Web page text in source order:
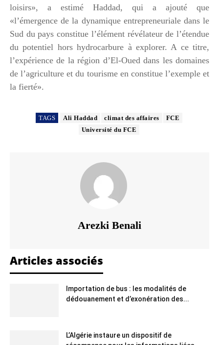
loisirs», a estimé Haddad, qui a ajouté que
«l’émergence de la dynamique entrepreneuriale dans le
Sud du pays constitue l’élément révélateur de l’étendue
du potentiel hors hydrocarbure à explorer. A ce titre,
l’expérience de la région d’El-Oued dans les domaines
de l’agriculture et du tourisme en constitue l’exemple et
la fierté».
TAGS Ali Haddad climat des affaires
FCE
Université du FCE
Arezki Benali
Articles associés
Importation de bus : les modalités de
dédouanement et d’exonération des...
L’Algérie instaure un dispositif de